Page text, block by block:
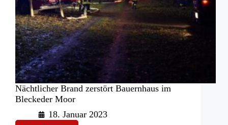
Nächtlicher Brand zerstört Bauernhaus im
Bleckeder Moor
18. Januar 2023